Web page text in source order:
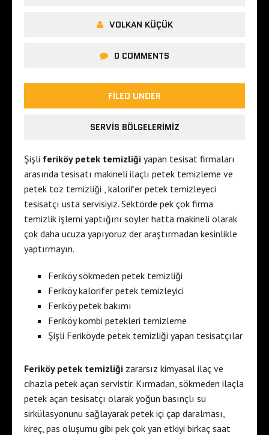
VOLKAN KÜÇÜK
0 COMMENTS
FILED UNDER
SERVIS BÖLGELERIMIZ
Şişli feriköy petek temizliği yapan tesisat firmaları
arasında tesisatı makineli ilaçlı petek temizleme ve
petek toz temizliği , kalorifer petek temizleyeci
tesisatçı usta servisiyiz. Sektörde pek çok firma
temizlik işlemi yaptığını söyler hatta makineli olarak
çok daha ucuza yapıyoruz der araştırmadan kesinlikle
yaptırmayın.
Feriköy sökmeden petek temizliği
Feriköy kalorifer petek temizleyici
Feriköy petek bakımı
Feriköy kombi petekleri temizleme
Şişli Feriköyde petek temizliği yapan tesisatçılar
Feriköy petek temizliği zararsız kimyasal ilaç ve
cihazla petek açan servistir. Kırmadan, sökmeden ilaçla
petek açan tesisatçı olarak yoğun basınçlı su
sirkülasyonunu sağlayarak petek içi çap daralması,
kireç, pas oluşumu gibi pek çok yan etkiyi birkaç saat